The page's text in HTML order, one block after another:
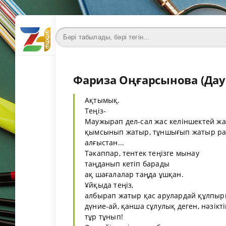
Фариза Оңғарсынова
Ақтымық.
Теңіз-
Маужырап дел-сал жас келіншектей
қымсынып жатыр, тұншығып жатыр
алғыстан...
Тәкаппар, тентек теңізге мынау
таңданып кетіп барады
ақ шағалалар таңда ұшқан.
Ұйқыда теңіз,
албырап жатыр қас арулардай
дүние-ай, қанша сұлулық деген,
тұр тұнып!